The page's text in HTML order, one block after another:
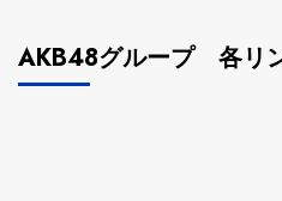
AKB48グループ 各リ